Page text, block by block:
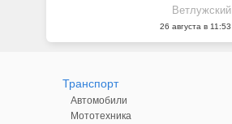
Ветлужский
26 августа в 11:53
Транспорт
Автомобили
Мототехника